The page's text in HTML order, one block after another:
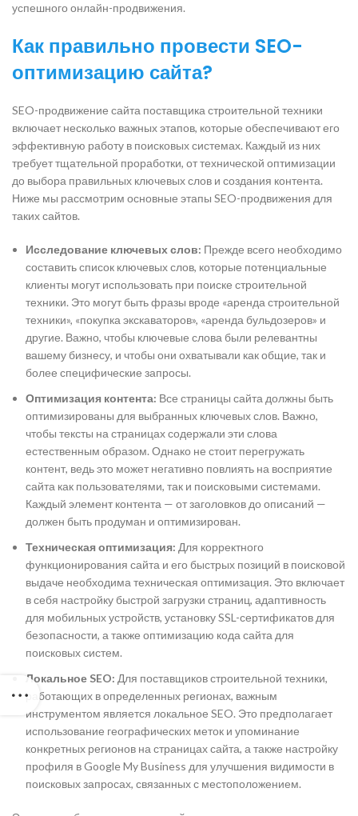
успешного онлайн-продвижения.
Как правильно провести SEO-
оптимизацию сайта?
SEO-продвижение сайта поставщика строительной техники
включает несколько важных этапов, которые обеспечивают его
эффективную работу в поисковых системах. Каждый из них
требует тщательной проработки, от технической оптимизации
до выбора правильных ключевых слов и создания контента.
Ниже мы рассмотрим основные этапы SEO-продвижения для
таких сайтов.
Исследование ключевых слов: Прежде всего необходимо
составить список ключевых слов, которые потенциальные
клиенты могут использовать при поиске строительной
техники. Это могут быть фразы вроде «аренда строительной
техники», «покупка экскаваторов», «аренда бульдозеров» и
другие. Важно, чтобы ключевые слова были релевантны
вашему бизнесу, и чтобы они охватывали как общие, так и
более специфические запросы.
Оптимизация контента: Все страницы сайта должны быть
оптимизированы для выбранных ключевых слов. Важно,
чтобы тексты на страницах содержали эти слова
естественным образом. Однако не стоит перегружать
контент, ведь это может негативно повлиять на восприятие
сайта как пользователями, так и поисковыми системами.
Каждый элемент контента — от заголовков до описаний —
должен быть продуман и оптимизирован.
Техническая оптимизация: Для корректного
функционирования сайта и его быстрых позиций в поисковой
выдаче необходима техническая оптимизация. Это включает
в себя настройку быстрой загрузки страниц, адаптивность
для мобильных устройств, установку SSL-сертификатов для
безопасности, а также оптимизацию кода сайта для
поисковых систем.
Локальное SEO: Для поставщиков строительной техники,
работающих в определенных регионах, важным
инструментом является локальное SEO. Это предполагает
использование географических меток и упоминание
конкретных регионов на страницах сайта, а также настройку
профиля в Google My Business для улучшения видимости в
поисковых запросах, связанных с местоположением.